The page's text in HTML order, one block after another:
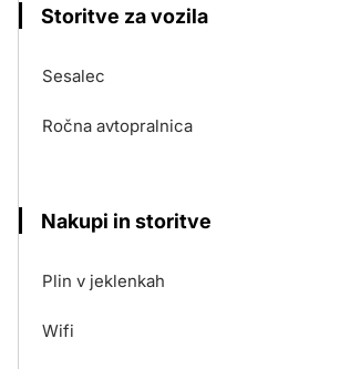
Storitve za vozila
Sesalec
Ročna avtopralnica
Nakupi in storitve
Plin v jeklenkah
Wifi